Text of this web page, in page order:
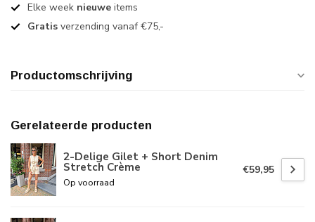
Elke week nieuwe items
Gratis verzending vanaf €75,-
Productomschrijving
Gerelateerde producten
2-Delige Gilet + Short Denim
Stretch Crème
Op voorraad
€59,95